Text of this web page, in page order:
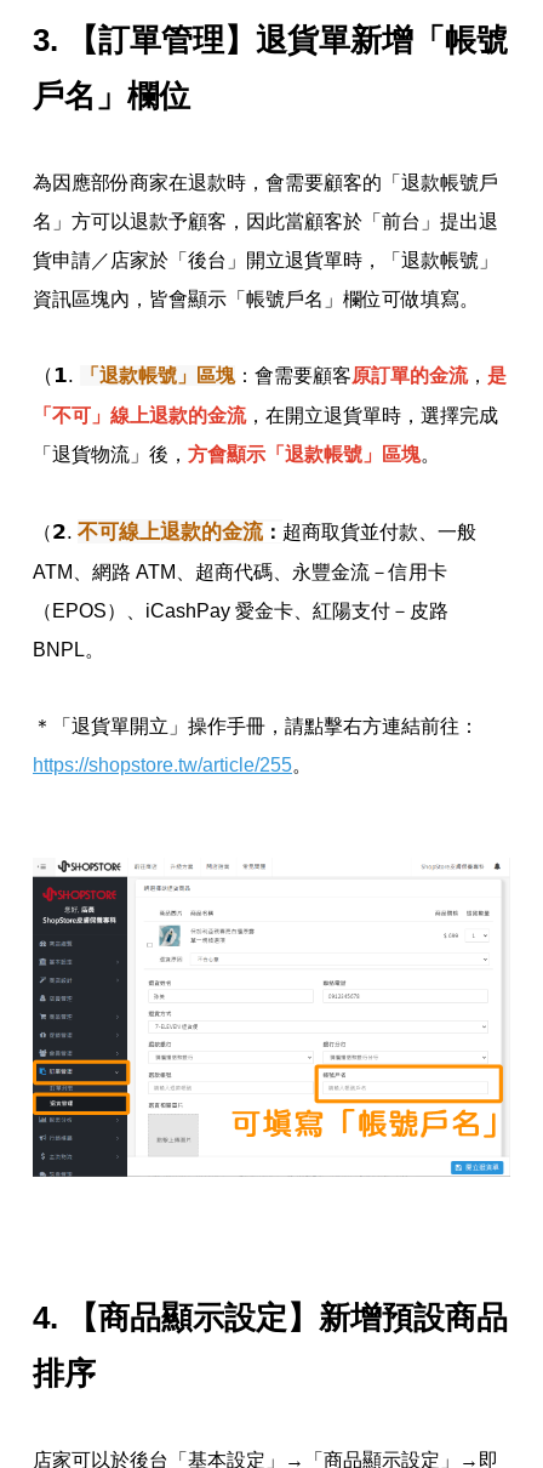
3. 【訂單管理】退貨單新增「帳號
戶名」欄位
為因應部份商家在退款時，會需要顧客的「退款帳號戶
名」方可以退款予顧客，因此當顧客於「前台」提出退
貨申請／店家於「後台」開立退貨單時，「退款帳號」
資訊區塊內，皆會顯示「帳號戶名」欄位可做填寫。
（𝟭. 「退款帳號」區塊 ： 會需要顧客原訂單的金流， 是
「不可」線上退款的金流，在開立退貨單時，選擇完成
「退貨物流」後， 方會顯示 「退款帳號」區塊。
（𝟮. 不可線上退款的金流 ： 超商取貨並付款、一般
ATM、網路 ATM、超商代碼、永豐金流－信用卡
（EPOS）、iCashPay 愛金卡、紅陽支付－皮路
BNPL。
＊「退貨單開立」操作手冊，請點擊右方連結前往：
https://shopstore.tw/article/255。
4. 【商品顯示設定】新增預設商品
排序
店家可以於後台「基本設定」→「商品顯示設定」→即